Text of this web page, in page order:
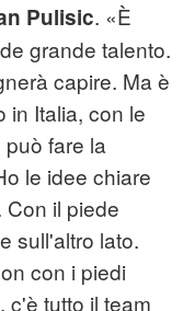
Pulisic. «È
grande talento.
capire. Ma è
in Italia, con le
fare la
le idee chiare
il piede
sull'altro lato.
con i piedi
c'è tutto il team